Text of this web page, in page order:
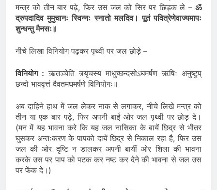
अब बायें हाथ में जल लेकर दाहिने हाथ से उसे ढक कर, नीचे लिखे
मन्त्र को तीन बार पढ़े, फिर उस जल को सिर पर छिड़क ले –ॐ
द्रुपदादिव मुमुचानः स्विन्नः स्नातो मलदिव। पूतं पवित्रेणेवाज्यमापः
विनियोग :ऋतञ्चेति त्र्यृचस्य माधुच्छन्दसोऽघमर्षण ऋषिः अनुष्टुप्
अब दाहिने हाथ में जल लेकर नाक से लगाकर, नीचे लिखे मन्त्र को
तीन या एक बार पढ़े, फिर अपनी बाईं ओर जल पृथ्वी पर छोड़ दे।
(मन में यह भावना करे कि यह जल नासिका के बायें छिद्र से भीतर
घुसकर अन्तःकरण के पापको दायें छिद्र से निकाल रहा है, फिर उस
जल की ओर दृष्टि न डालकर अपनी बायीं ओर शिला की भावना
करके उस पर पाप को पटक कर नष्ट कर देने की भावना से जल उस